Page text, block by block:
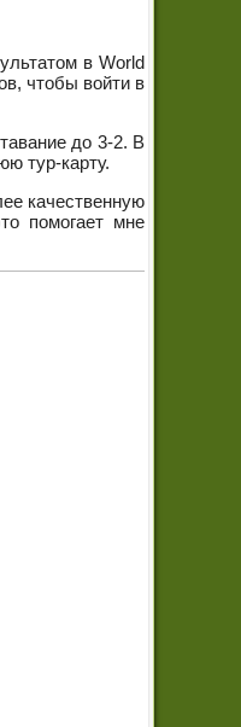
в World
чтобы войти в
до 3-2. В
тур-карту.
качественную
помогает мне